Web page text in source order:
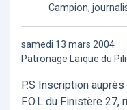
Campion,
samedi 13 mars 2004
Patronage Laïque du
P.S Inscription
F.O.L du Finistère